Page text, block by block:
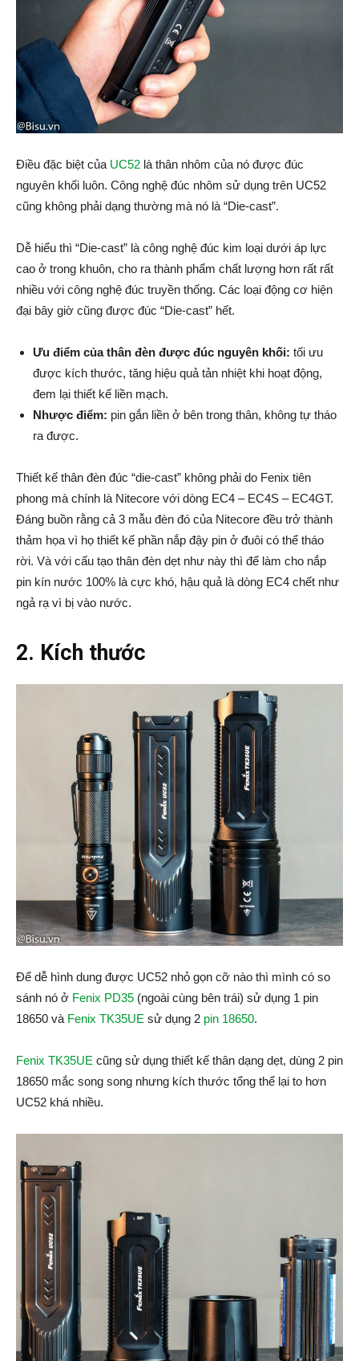
Điều đặc biệt của UC52 là thân nhôm của nó được đúc
nguyên khối luôn. Công nghệ đúc nhôm sử dụng trên UC52
cũng không phải dạng thường mà nó là “Die-cast”.
Dễ hiểu thì “Die-cast” là công nghệ đúc kim loại dưới áp lực
cao ở trong khuôn, cho ra thành phẩm chất lượng hơn rất rất
nhiều với công nghệ đúc truyền thống. Các loại động cơ hiện
đại bây giờ cũng được đúc “Die-cast” hết.
Ưu điểm của thân đèn được đúc nguyên khối: tối ưu
được kích thước, tăng hiệu quả tản nhiệt khi hoạt động,
đem lại thiết kế liền mạch.
Nhược điểm: pin gắn liền ở bên trong thân, không tự tháo
ra được.
Thiết kế thân đèn đúc “die-cast” không phải do Fenix tiên
phong mà chính là Nitecore với dòng EC4 – EC4S – EC4GT.
Đáng buồn rằng cả 3 mẫu đèn đó của Nitecore đều trở thành
thảm họa vì họ thiết kế phần nắp đậy pin ở đuôi có thể tháo
rời. Và với cấu tạo thân đèn dẹt như này thì để làm cho nắp
pin kín nước 100% là cực khó, hậu quả là dòng EC4 chết như
ngả rạ vì bị vào nước.
2. Kích thước
Để dễ hình dung được UC52 nhỏ gọn cỡ nào thì mình có so
sánh nó ở Fenix PD35 (ngoài cùng bên trái) sử dụng 1 pin
18650 và Fenix TK35UE sử dụng 2 pin 18650.
Fenix TK35UE cũng sử dụng thiết kế thân dạng dẹt, dùng 2 pin
18650 mắc song song nhưng kích thước tổng thể lại to hơn
UC52 khá nhiều.